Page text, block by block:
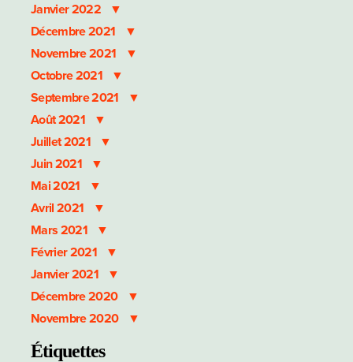
Janvier 2022
Décembre 2021
Novembre 2021
Octobre 2021
Septembre 2021
Août 2021
Juillet 2021
Juin 2021
Mai 2021
Avril 2021
Mars 2021
Février 2021
Janvier 2021
Décembre 2020
Novembre 2020
Étiquettes